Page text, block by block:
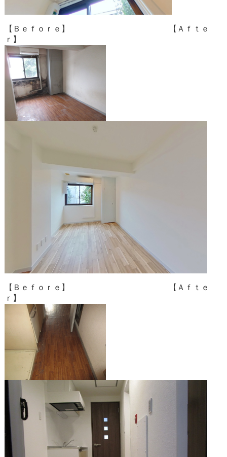
【Ｂｅｆｏｒｅ】 【Ａｆｔｅ
ｒ】
【Ｂｅｆｏｒｅ】 【Ａｆｔｅ
ｒ】